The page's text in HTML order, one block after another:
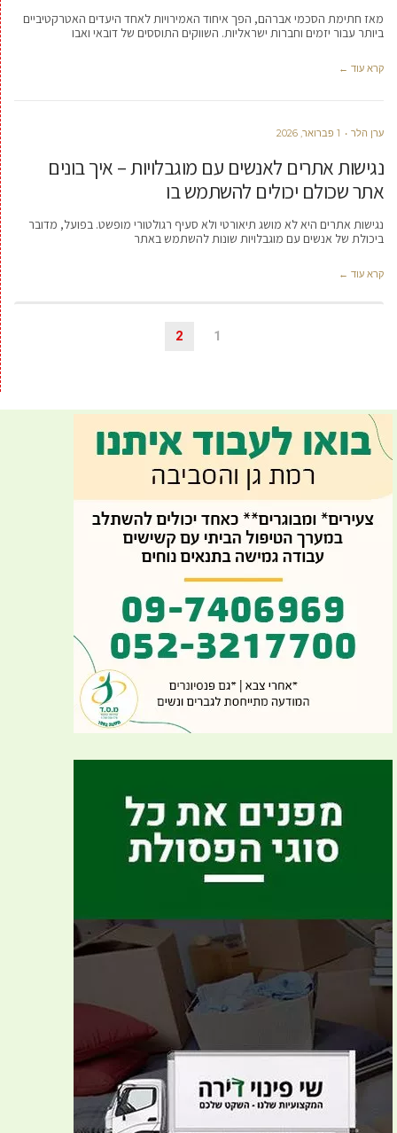
מאז חתימת הסכמי אברהם, הפך איחוד האמירויות לאחד היעדים האטרקטיביים
ביותר עבור יזמים וחברות ישראליות. השווקים התוססים של דובאי ואבו
קרא עוד ←
ערן הלר 1 פברואר, 2026
נגישות אתרים לאנשים עם מוגבלויות – איך בונים
אתר שכולם יכולים להשתמש בו
נגישות אתרים היא לא מושג תיאורטי ולא סעיף רגולטורי מופשט. בפועל, מדובר
ביכולת של אנשים עם מוגבלויות שונות להשתמש באתר
קרא עוד ←
1
2